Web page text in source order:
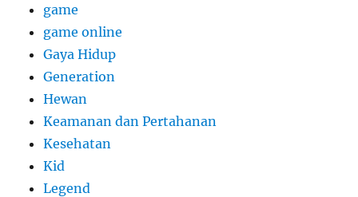
game
game online
Gaya Hidup
Generation
Hewan
Keamanan dan Pertahanan
Kesehatan
Kid
Legend